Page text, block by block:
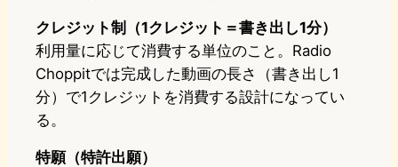
クレジット制（1クレジット＝書き出し1分）
利用量に応じて消費する単位のこと。Radio
Choppitでは完成した動画の長さ（書き出し1
分）で1クレジットを消費する設計になってい
る。
特願（特許出願）